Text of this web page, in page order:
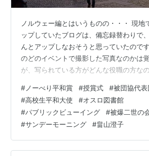
ノルウェー編とはいうものの・・・ 現地
ップしていたブログは、備忘録替わりで
んとアップしなおそうと思っていたので
のどのイベントで撮影した写真なのかは
が、写られている方がどんな役職の方な
団協の代表３人が2024年ノーベル平和賞
はご存知の通り。 で、このお三方は、当
ているわけです。 また被団協代表団や高
名を含む約30名も、公式ツアーで、授賞
でメダル授与の様子や田中さんの受賞ス
れたことと思います。 これに対し…
# ノーべり平和賞 #授賞式 #被団協代表
#高校生平和大使 #オスロ図書館
#パブリックビューイング #被爆二世の
#サンデーモーニング #畠山澄子